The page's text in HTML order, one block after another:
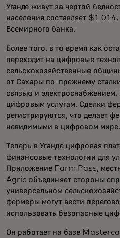
Уганде живут за чертой
населения составляет $1
Всемирного банка.
Более того, в то время как
переходит на цифровые
сельскохозяйственные
от Сахары по-прежнему
связью и электроснабжением,
цифровым услугам. Сделки
регистрируются, что делает
невидимыми в цифровом мире.
Теперь в Уганде цифровая
финансовые технологии для
Приложение Farm Pass,
Agric объединяет стороны
универсальном
фермеры могут вести
использовать безопасные
Он работает на базе